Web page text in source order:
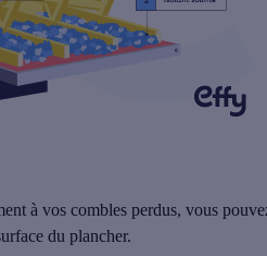
à vos combles perdus, vous
du plancher.